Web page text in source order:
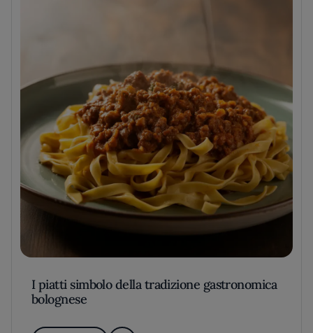
I piatti simbolo della tradizione gastronomica
bolognese